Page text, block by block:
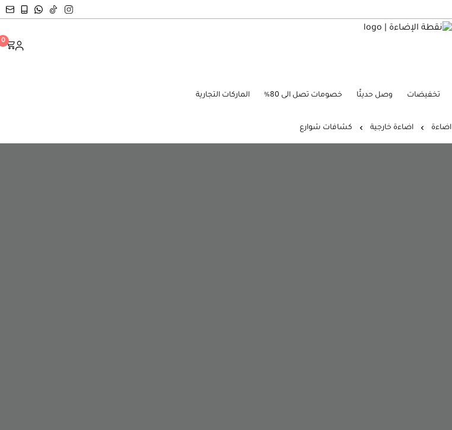
نقطة الإضاءة
0
تخفيضات وصل حديثًا خصومات تصل الى 80% الماركات التجارية
اضاءة اضاءة خارجية كشافات شوارع